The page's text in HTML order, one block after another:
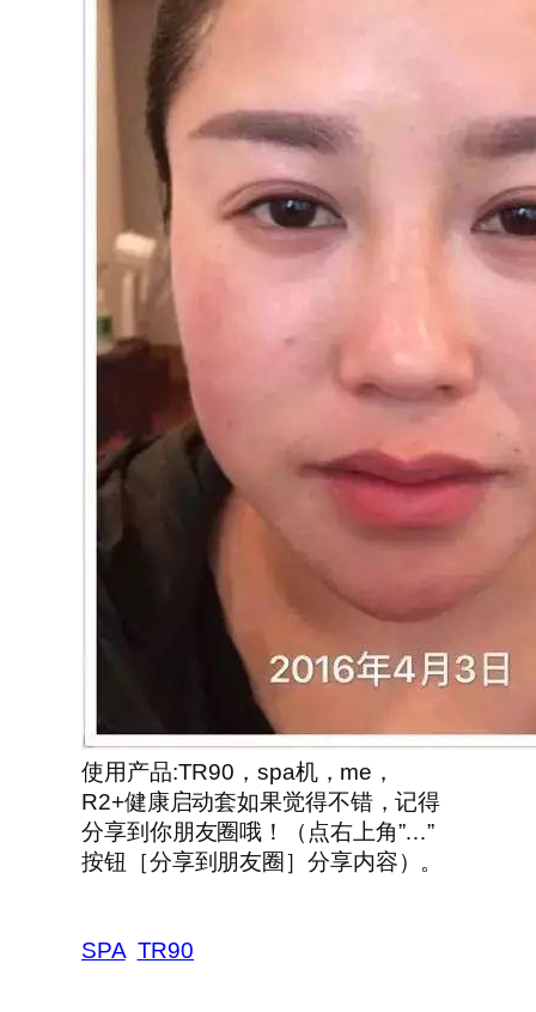
使用产品:TR90，spa机，me，
R2+健康启动套如果觉得不错，记得
分享到你朋友圈哦！（点右上角”…”
按钮［分享到朋友圈］分享内容）。
SPA TR90